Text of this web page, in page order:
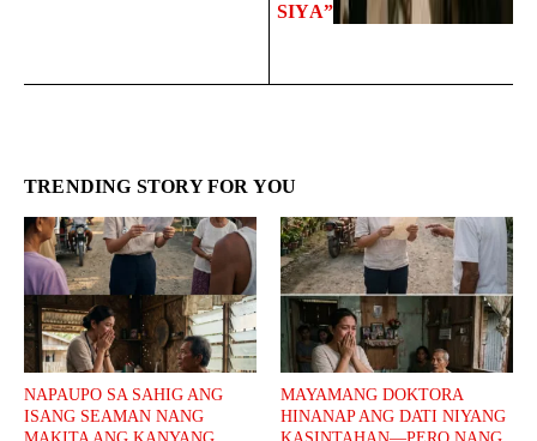
SIYA”
TRENDING STORY FOR YOU
NAPAUPO SA SAHIG ANG
ISANG SEAMAN NANG
MAYAMANG DOKTORA
HINANAP ANG DATI NIYANG